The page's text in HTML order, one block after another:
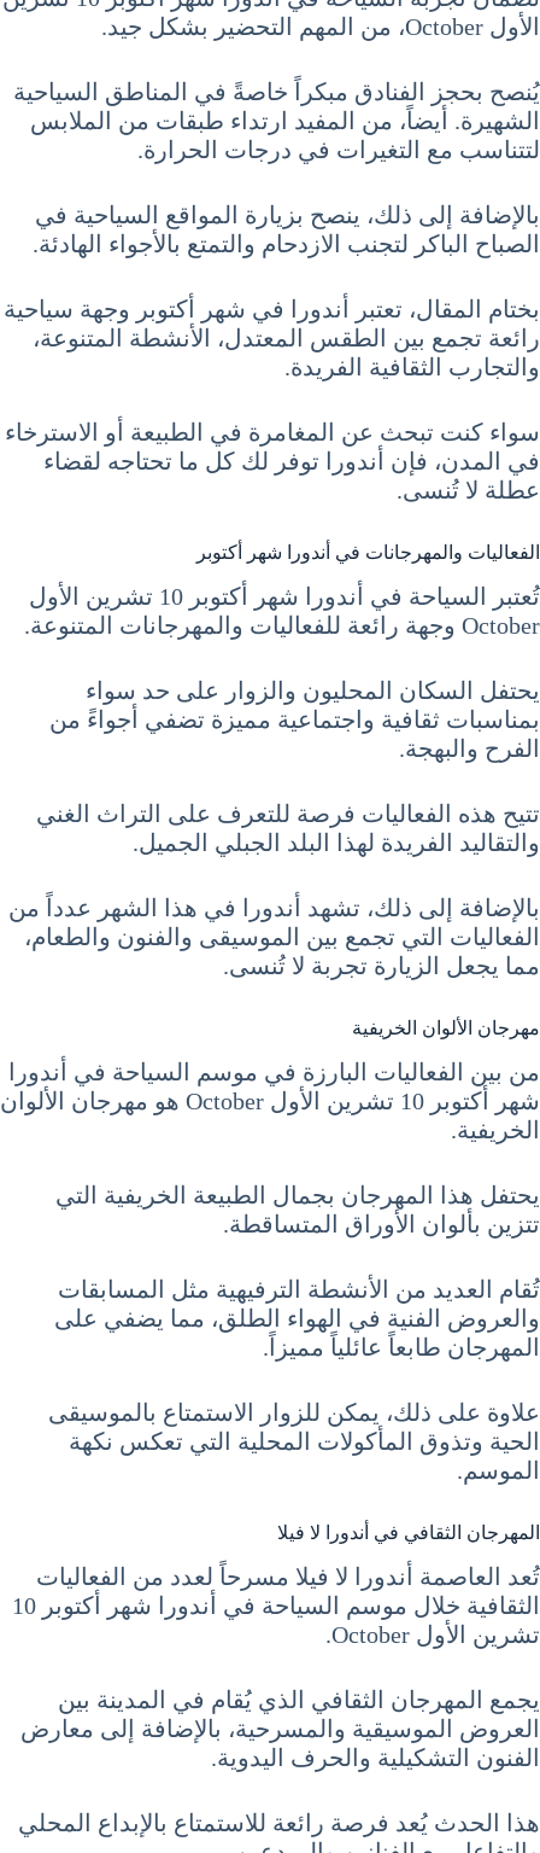
الأول October، من المهم التحضير بشكل جيد.
يُنصح بحجز الفنادق مبكراً خاصةً في المناطق السياحية
الشهيرة. أيضاً، من المفيد ارتداء طبقات من الملابس
لتتناسب مع التغيرات في درجات الحرارة.
بالإضافة إلى ذلك، ينصح بزيارة المواقع السياحية في
الصباح الباكر لتجنب الازدحام والتمتع بالأجواء الهادئة.
بختام المقال، تعتبر أندورا في شهر أكتوبر وجهة سياحية
رائعة تجمع بين الطقس المعتدل، الأنشطة المتنوعة،
والتجارب الثقافية الفريدة.
سواء كنت تبحث عن المغامرة في الطبيعة أو الاسترخاء
في المدن، فإن أندورا توفر لك كل ما تحتاجه لقضاء
عطلة لا تُنسى.
الفعاليات والمهرجانات في أندورا شهر أكتوبر
تُعتبر السياحة في أندورا شهر أكتوبر 10 تشرين الأول
October وجهة رائعة للفعاليات والمهرجانات المتنوعة.
يحتفل السكان المحليون والزوار على حد سواء
بمناسبات ثقافية واجتماعية مميزة تضفي أجواءً من
الفرح والبهجة.
تتيح هذه الفعاليات فرصة للتعرف على التراث الغني
والتقاليد الفريدة لهذا البلد الجبلي الجميل.
بالإضافة إلى ذلك، تشهد أندورا في هذا الشهر عدداً من
الفعاليات التي تجمع بين الموسيقى والفنون والطعام،
مما يجعل الزيارة تجربة لا تُنسى.
مهرجان الألوان الخريفية
من بين الفعاليات البارزة في موسم السياحة في أندورا
شهر أكتوبر 10 تشرين الأول October هو مهرجان الألوان
الخريفية.
يحتفل هذا المهرجان بجمال الطبيعة الخريفية التي
تتزين بألوان الأوراق المتساقطة.
تُقام العديد من الأنشطة الترفيهية مثل المسابقات
والعروض الفنية في الهواء الطلق، مما يضفي على
المهرجان طابعاً عائلياً مميزاً.
علاوة على ذلك، يمكن للزوار الاستمتاع بالموسيقى
الحية وتذوق المأكولات المحلية التي تعكس نكهة
الموسم.
المهرجان الثقافي في أندورا لا فيلا
تُعد العاصمة أندورا لا فيلا مسرحاً لعدد من الفعاليات
الثقافية خلال موسم السياحة في أندورا شهر أكتوبر 10
تشرين الأول October.
يجمع المهرجان الثقافي الذي يُقام في المدينة بين
العروض الموسيقية والمسرحية، بالإضافة إلى معارض
الفنون التشكيلية والحرف اليدوية.
هذا الحدث يُعد فرصة رائعة للاستمتاع بالإبداع المحلي